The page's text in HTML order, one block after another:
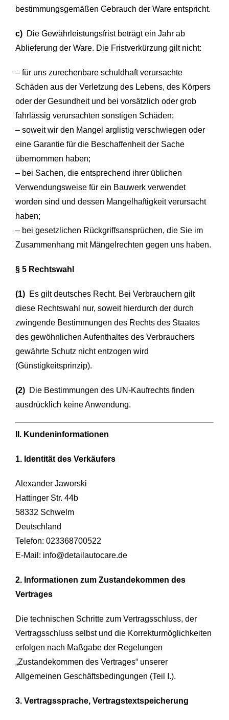
bestimmungsgemäßen Gebrauch der Ware entspricht.
c) Die Gewährleistungsfrist beträgt ein Jahr ab
Ablieferung der Ware. Die Fristverkürzung gilt nicht:
– für uns zurechenbare schuldhaft verursachte
Schäden aus der Verletzung des Lebens, des Körpers
oder der Gesundheit und bei vorsätzlich oder grob
fahrlässig verursachten sonstigen Schäden;
– soweit wir den Mangel arglistig verschwiegen oder
eine Garantie für die Beschaffenheit der Sache
übernommen haben;
– bei Sachen, die entsprechend ihrer üblichen
Verwendungsweise für ein Bauwerk verwendet
worden sind und dessen Mangelhaftigkeit verursacht
haben;
– bei gesetzlichen Rückgriffsansprüchen, die Sie im
Zusammenhang mit Mängelrechten gegen uns haben.
§ 5 Rechtswahl
(1) Es gilt deutsches Recht. Bei Verbrauchern gilt
diese Rechtswahl nur, soweit hierdurch der durch
zwingende Bestimmungen des Rechts des Staates
des gewöhnlichen Aufenthaltes des Verbrauchers
gewährte Schutz nicht entzogen wird
(Günstigkeitsprinzip).
(2)Die Bestimmungen des UN-Kaufrechts finden
ausdrücklich keine Anwendung.
II. Kundeninformationen
1. Identität des Verkäufers
Alexander Jaworski
Hattinger Str. 44b
58332 Schwelm
Deutschland
Telefon: 023368700522
E-Mail: info@detailautocare.de
2. Informationen zum Zustandekommen des
Vertrages
Die technischen Schritte zum Vertragsschluss, der
Vertragsschluss selbst und die Korrekturmöglichkeiten
erfolgen nach Maßgabe der Regelungen
„Zustandekommen des Vertrages“ unserer
Allgemeinen Geschäftsbedingungen (Teil I.).
3. Vertragssprache, Vertragstextspeicherung